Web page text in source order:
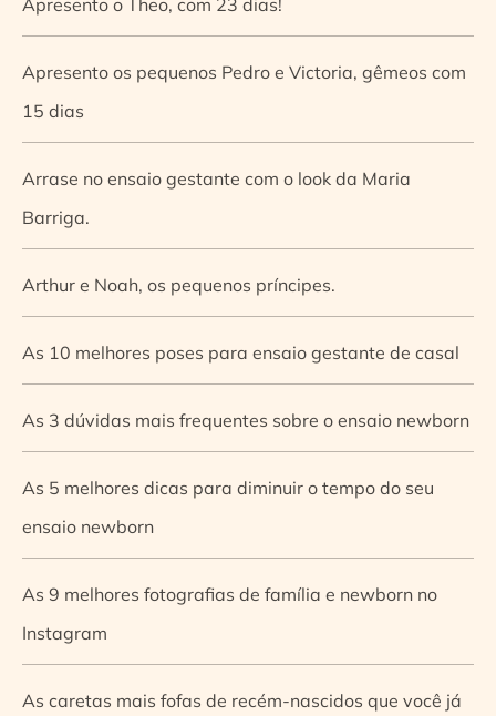
Apresento os pequenos Pedro e Victoria, gêmeos com
15 dias
Arrase no ensaio gestante com o look da Maria
Barriga.
Arthur e Noah, os pequenos príncipes.
As 10 melhores poses para ensaio gestante de casal
As 3 dúvidas mais frequentes sobre o ensaio newborn
As 5 melhores dicas para diminuir o tempo do seu
ensaio newborn
As 9 melhores fotografias de família e newborn no
Instagram
As caretas mais fofas de recém-nascidos que você já